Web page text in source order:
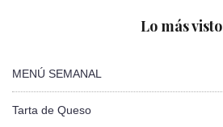
Lo más visto
MENÚ SEMANAL
Tarta de Queso